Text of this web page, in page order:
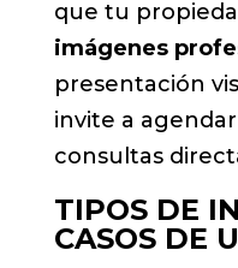
que tu
imágenes
presentación
invite a
consultas
TIPOS DE
CASOS DE